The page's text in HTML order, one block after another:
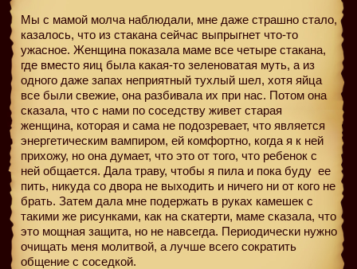
Мы с мамой молча наблюдали, мне даже страшно стало,
казалось, что из стакана сейчас выпрыгнет что-то
ужасное. Женщина показала маме все четыре стакана,
где вместо яиц была какая-то зеленоватая муть, а из
одного даже запах неприятный тухлый шел, хотя яйца
все были свежие, она разбивала их при нас. Потом она
сказала, что с нами по соседству живет старая
женщина, которая и сама не подозревает, что является
энергетическим вампиром, ей комфортно, когда я к ней
прихожу, но она думает, что это от того, что ребенок с
ней общается. Дала траву, чтобы я пила и пока буду ее
пить, никуда со двора не выходить и ничего ни от кого не
брать. Затем дала мне подержать в руках камешек с
такими же рисунками, как на скатерти, маме сказала, что
это мощная защита, но не навсегда. Периодически нужно
очищать меня молитвой, а лучше всего сократить
общение с соседкой.